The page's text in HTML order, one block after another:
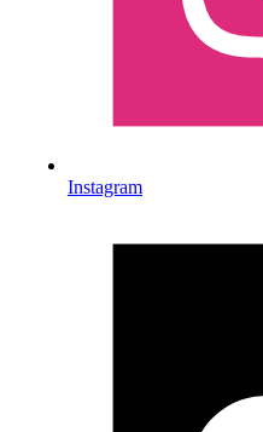
Instagram